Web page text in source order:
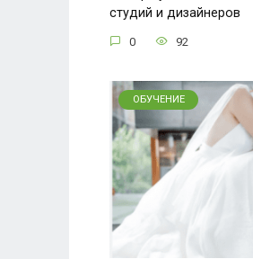
студий и дизайнеров
0 92
ОБУЧЕНИЕ